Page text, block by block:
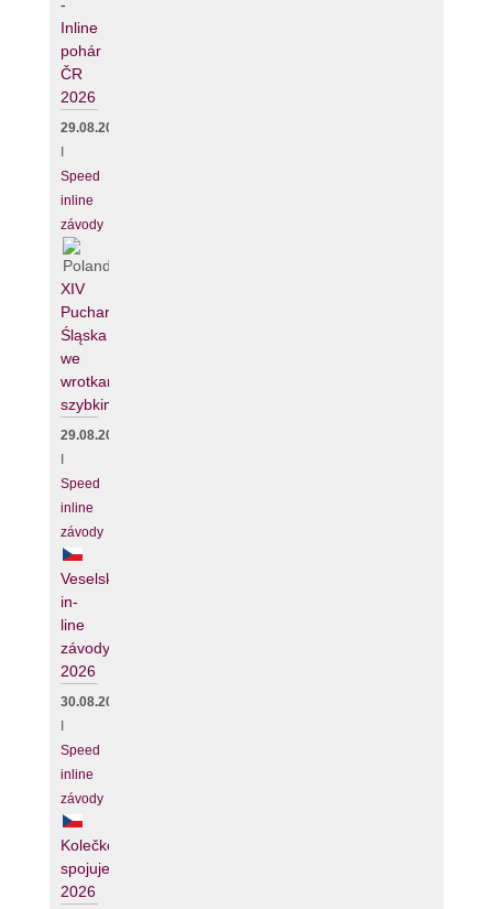
-
Inline
pohár
ČR
2026
29.08.2026
Speed
inline
závody
XIV
Puchar
Śląska
we
wrotkarstwie
szybkim
29.08.2026
Speed
inline
závody
Veselské
in-
line
závody
2026
30.08.2026
Speed
inline
závody
Kolečko
spojuje
2026